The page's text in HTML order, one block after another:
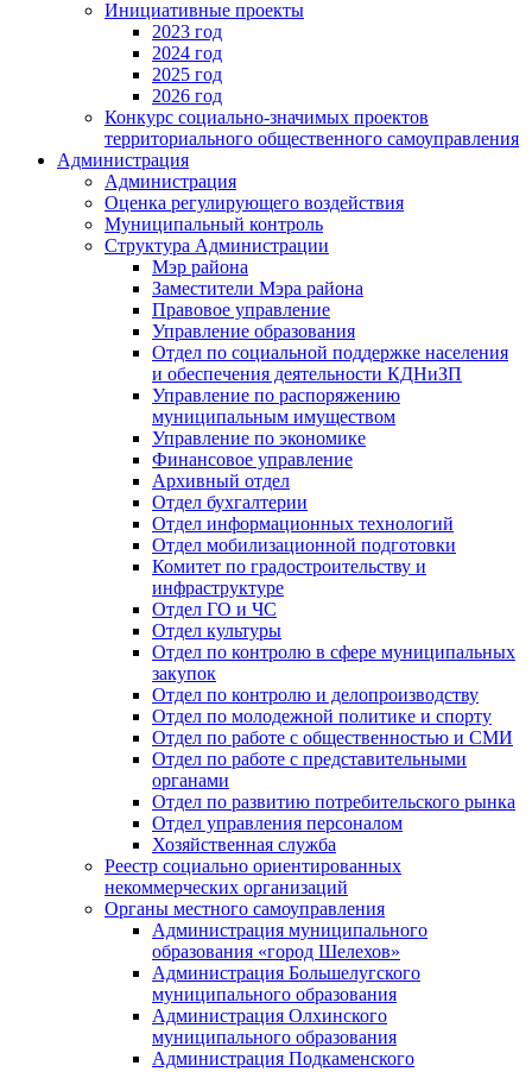
Инициативные проекты
2023 год
2024 год
2025 год
2026 год
Конкурс социально-значимых проектов
территориального общественного самоуправления
Администрация
Администрация
Оценка регулирующего воздействия
Муниципальный контроль
Структура Администрации
Мэр района
Заместители Мэра района
Правовое управление
Управление образования
Отдел по социальной поддержке населения
и обеспечения деятельности КДНиЗП
Управление по распоряжению
муниципальным имуществом
Управление по экономике
Финансовое управление
Архивный отдел
Отдел бухгалтерии
Отдел информационных технологий
Отдел мобилизационной подготовки
Комитет по градостроительству и
инфраструктуре
Отдел ГО и ЧС
Отдел культуры
Отдел по контролю в сфере муниципальных
закупок
Отдел по контролю и делопроизводству
Отдел по молодежной политике и спорту
Отдел по работе с общественностью и СМИ
Отдел по работе с представительными
органами
Отдел по развитию потребительского рынка
Отдел управления персоналом
Хозяйственная служба
Реестр социально ориентированных
некоммерческих организаций
Органы местного самоуправления
Администрация муниципального
образования «город Шелехов»
Администрация Большелугского
муниципального образования
Администрация Олхинского
муниципального образования
Администрация Подкаменского